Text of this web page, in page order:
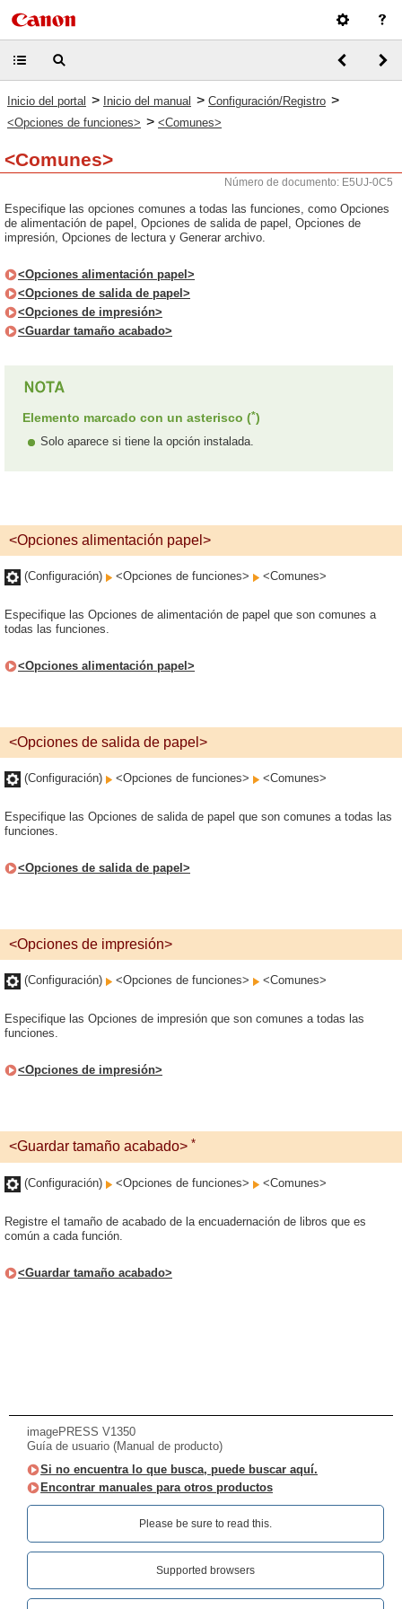
Inicio del portal > Inicio del manual > Configuración/Registro >
<Opciones de funciones> > <Comunes>
<Comunes>
Número de documento: E5UJ-0C5
Especifique las opciones comunes a todas las funciones, como Opciones
de alimentación de papel, Opciones de salida de papel, Opciones de
impresión, Opciones de lectura y Generar archivo.
<Opciones alimentación papel>
<Opciones de salida de papel>
<Opciones de impresión>
<Guardar tamaño acabado>
Elemento marcado con un asterisco (*)
Solo aparece si tiene la opción instalada.
<Opciones alimentación papel>
(Configuración) <Opciones de funciones> <Comunes>
Especifique las Opciones de alimentación de papel que son comunes a
todas las funciones.
<Opciones alimentación papel>
<Opciones de salida de papel>
(Configuración) <Opciones de funciones> <Comunes>
Especifique las Opciones de salida de papel que son comunes a todas las
funciones.
<Opciones de salida de papel>
<Opciones de impresión>
(Configuración) <Opciones de funciones> <Comunes>
Especifique las Opciones de impresión que son comunes a todas las
funciones.
<Opciones de impresión>
<Guardar tamaño acabado> *
(Configuración) <Opciones de funciones> <Comunes>
Registre el tamaño de acabado de la encuadernación de libros que es
común a cada función.
<Guardar tamaño acabado>
imagePRESS V1350
Guía de usuario (Manual de producto)
Si no encuentra lo que busca, puede buscar aquí.
Encontrar manuales para otros productos
Please be sure to read this.‎
Supported browsers